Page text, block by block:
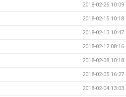
2018-02-26 10:09
2018-02-15 10:18
2018-02-13 10:47
2018-02-12 08:16
2018-02-08 10:18
2018-02-05 16:27
2018-02-04 13:03